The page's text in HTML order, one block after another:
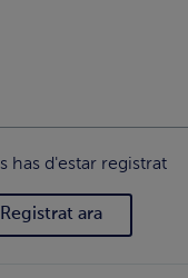
has d'estar registrat
Registrat ara